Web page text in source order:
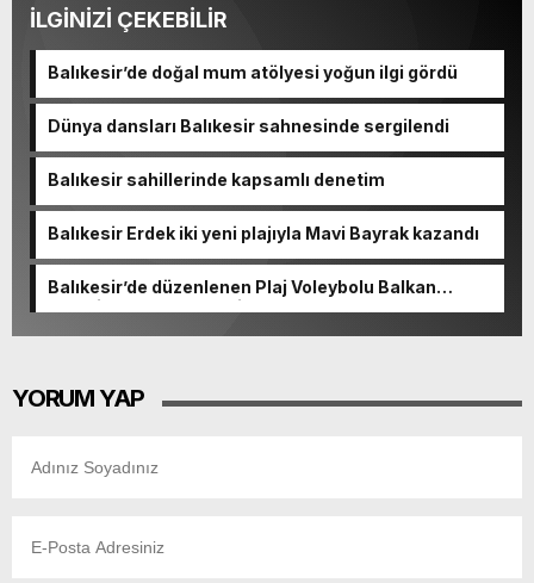
İLGİNİZİ ÇEKEBİLİR
Balıkesir’de doğal mum atölyesi yoğun ilgi gördü
Dünya dansları Balıkesir sahnesinde sergilendi
Balıkesir sahillerinde kapsamlı denetim
Balıkesir Erdek iki yeni plajıyla Mavi Bayrak kazandı
Balıkesir’de düzenlenen Plaj Voleybolu Balkan
Şampiyonası sona erdi
YORUM YAP